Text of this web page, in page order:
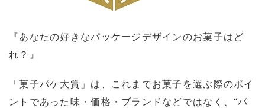
『あなたの好きなパッケージデザインのお菓子はど
れ？』
「菓子パケ大賞」は、これまでお菓子を選ぶ際のポイ
ントであった味・価格・ブランドなどではなく、“パ